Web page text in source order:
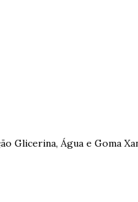
Glicerina, Água e Goma